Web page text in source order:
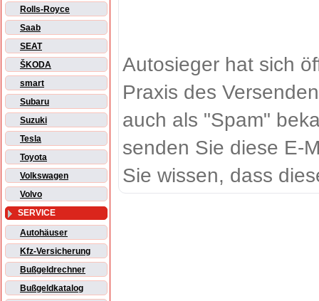
Rolls-Royce
Saab
SEAT
ŠKODA
smart
Subaru
Suzuki
Tesla
Toyota
Volkswagen
Volvo
SERVICE
Autohäuser
Kfz-Versicherung
Bußgeldrechner
Bußgeldkatalog
Autosieger hat sich
Praxis des
auch als "Spam"
senden Sie diese E-
Sie wissen, dass